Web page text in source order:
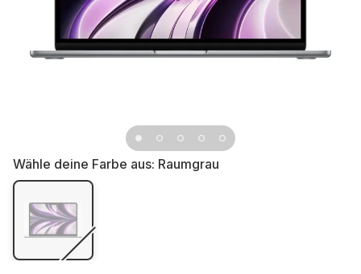
Wähle deine Farbe aus: Raumgrau